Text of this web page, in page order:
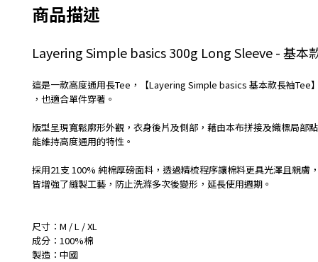
商品描述
Layering Simple basics 300g Long Sleeve - 基本
這是一款高度通用長Tee，【Layering Simple basics 基本款長袖Tee
，也適合單件穿著。
版型呈現寬鬆廓形外觀，衣身後片及側部，藉由本布拼接及織標局部
能維持高度通用的特性。
採用21支 100% 純棉厚磅面料，透過精梳程序讓棉料更具光澤且親膚
皆增強了縫製工藝，防止洗滌多次後變形，延長使用週期。
尺寸：M / L / XL
成分：100%棉
製造：中國